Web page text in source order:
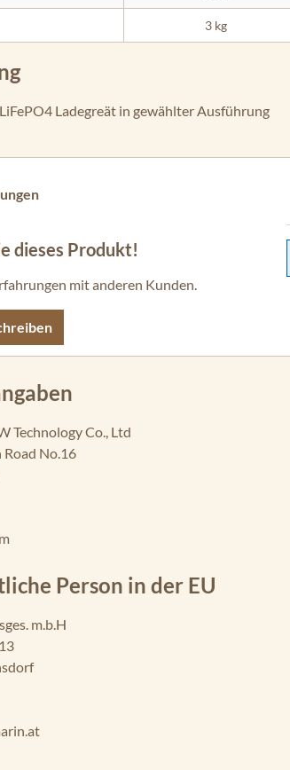
3 kg
Ladegreät in gewählter Ausführung
Bewertung von 0 von 5 Sternen
dieses Produkt!
mit anderen Kunden.
Technology Co., Ltd
Road No.16
Person in der EU
m.b.H